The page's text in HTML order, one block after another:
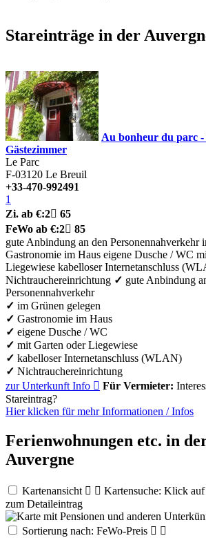
Stareinträge in der
Au bonheur du parc -
Gästezimmer
Le Parc
F-03120 Le Breuil
+33-470-992491
1
Zi. ab €:2 65
FeWo ab €:2 85
gute Anbindung an den Personennahverkehr
Gastronomie im Haus eigene Dusche / WC
Liegewiese kabelloser Internetanschluss
Nichtrauchereinrichtung ✓ gute Anbindung
Personennahverkehr
✓ im Grünen gelegen
✓ Gastronomie im Haus
✓ eigene Dusche / WC
✓ mit Garten oder Liegewiese
✓ kabelloser Internetanschluss (WLAN)
✓ Nichtrauchereinrichtung
zur Unterkunft Info  Für Vermieter:
Stareintrag?
Hier klicken für mehrInformationen /Infos
Ferienwohnungen etc. in
Auvergne
Kartenansicht   Kartensuche: Klick
zum Detaileintrag
Sortierung nach: FeWo-Preis  